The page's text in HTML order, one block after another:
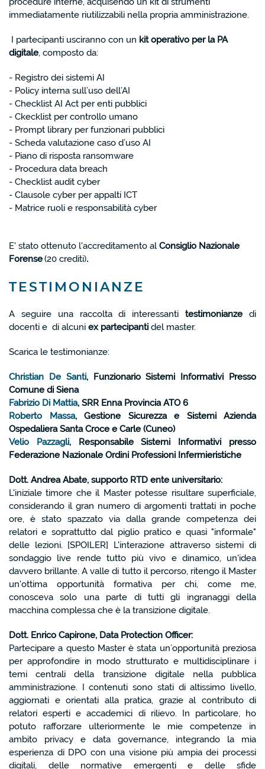
immediatamente riutilizzabili nella propria amministrazione.
I partecipanti usciranno con un kit operativo per la PA
digitale, composto da:
- Registro dei sistemi AI
- Policy interna sull’uso dell’AI
- Checklist AI Act per enti pubblici
- Ckecklist per controllo umano
- Prompt library per funzionari pubblici
- Scheda valutazione caso d’uso AI
- Piano di risposta ransomware
- Procedura data breach
- Checklist audit cyber
- Clausole cyber per appalti ICT
- Matrice ruoli e responsabilità cyber
E' stato ottenuto l'accreditamento alConsiglio Nazionale
Forense(20 crediti).
TESTIMONIANZE
A seguire una raccolta di interessantitestimonianze di
docenti e di alcuni ex partecipanti del master.
Scarica le testimonianze:
Christian De Santi, Funzionario Sistemi Informativi Presso
Comune di Siena
Fabrizio Di Mattia, SRR Enna Provincia ATO 6
Roberto Massa, Gestione Sicurezza e Sistemi Azienda
Ospedaliera Santa Croce e Carle (Cuneo)
Velio Pazzagli, Responsabile Sistemi Informativi presso
Federazione Nazionale Ordini Professioni Infermieristiche
Dott. Andrea Abate, supporto RTD ente universitario:
L'iniziale timore che il Master potesse risultare superficiale,
considerando il gran numero di argomenti trattati in poche
ore, è stato spazzato via dalla grande competenza dei
relatori e soprattutto dal piglio pratico e quasi "informale"
delle lezioni. [SPOILER] L'interazione attraverso sistemi di
sondaggio live rende tutto più vivo e dinamico, un'idea
davvero brillante. A valle di tutto il percorso, ritengo il Master
un'ottima opportunità formativa per chi, come me,
conosceva solo una parte di tutti gli ingranaggi della
macchina complessa che è la transizione digitale.
Dott. Enrico Capirone, Data Protection Officer:
Partecipare a questo Master è stata un’opportunità preziosa
per approfondire in modo strutturato e multidisciplinare i
temi centrali della transizione digitale nella pubblica
amministrazione. I contenuti sono stati di altissimo livello,
aggiornati e orientati alla pratica, grazie al contributo di
relatori esperti e accademici di rilievo. In particolare, ho
potuto rafforzare ulteriormente le mie competenze in
ambito privacy e data governance, integrando la mia
esperienza di DPO con una visione più ampia dei processi
digitali, delle normative emergenti e delle sfide